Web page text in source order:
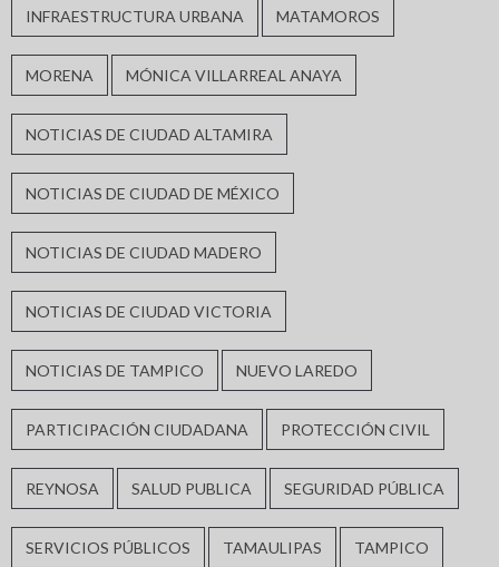
INFRAESTRUCTURA URBANA MATAMOROS
MORENA MÓNICA VILLARREAL ANAYA
NOTICIAS DE CIUDAD ALTAMIRA
NOTICIAS DE CIUDAD DE MÉXICO
NOTICIAS DE CIUDAD MADERO
NOTICIAS DE CIUDAD VICTORIA
NOTICIAS DE TAMPICO NUEVO LAREDO
PARTICIPACIÓN CIUDADANA PROTECCIÓN CIVIL
REYNOSA SALUD PUBLICA SEGURIDAD PÚBLICA
SERVICIOS PÚBLICOS TAMAULIPAS TAMPICO